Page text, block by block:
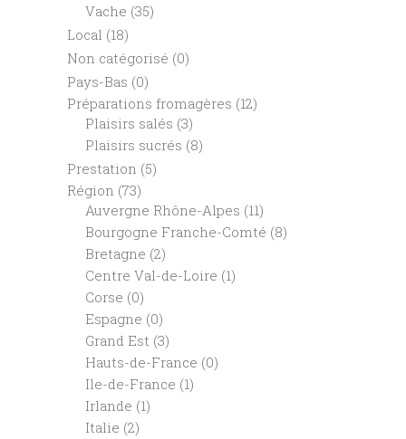
Vache (35)
Local (18)
Non catégorisé (0)
Pays-Bas (0)
Préparations fromagères (12)
Plaisirs salés (3)
Plaisirs sucrés (8)
Prestation (5)
Région (73)
Auvergne Rhône-Alpes (11)
Bourgogne Franche-Comté (8)
Bretagne (2)
Centre Val-de-Loire (1)
Corse (0)
Espagne (0)
Grand Est (3)
Hauts-de-France (0)
Ile-de-France (1)
Irlande (1)
Italie (2)